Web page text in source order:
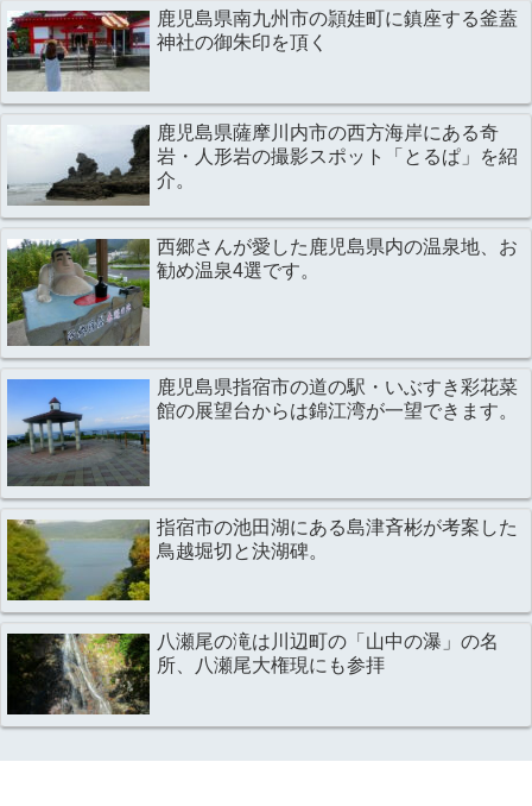
鹿児島県南九州市の頴娃町に鎮座する釜蓋
神社の御朱印を頂く
鹿児島県薩摩川内市の西方海岸にある奇
岩・人形岩の撮影スポット「とるぱ」を紹
介。
西郷さんが愛した鹿児島県内の温泉地、お
勧め温泉4選です。
鹿児島県指宿市の道の駅・いぶすき彩花菜
館の展望台からは錦江湾が一望できます。
指宿市の池田湖にある島津斉彬が考案した
鳥越堀切と決湖碑。
八瀬尾の滝は川辺町の「山中の瀑」の名
所、八瀬尾大権現にも参拝